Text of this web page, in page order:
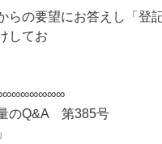
らの要望にお答えし「登
してお
のQ&A 第385号